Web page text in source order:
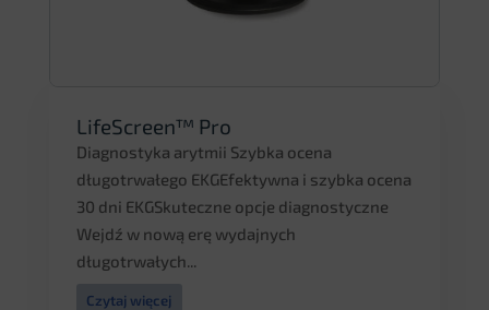
LifeScreen™ Pro
Diagnostyka arytmii Szybka ocena
długotrwałego EKGEfektywna i szybka ocena
30 dni EKGSkuteczne opcje diagnostyczne
Wejdź w nową erę wydajnych
długotrwałych...
Czytaj więcej